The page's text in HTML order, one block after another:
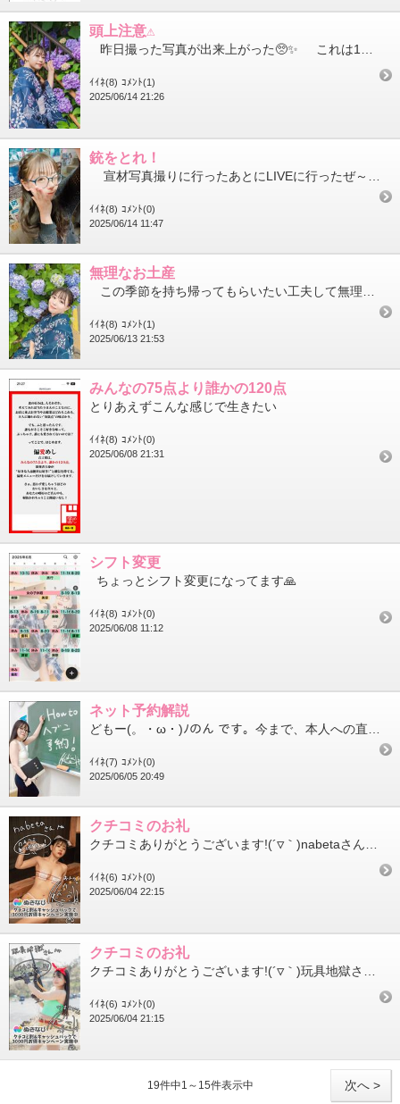
頭上注意⚠️
ｲｲﾈ(8) ｺﾒﾝﾄ(1)
2025/06/14 21:26
銃をとれ！
ｲｲﾈ(8) ｺﾒﾝﾄ(0)
2025/06/14 11:47
無理なお土産
ｲｲﾈ(8) ｺﾒﾝﾄ(1)
2025/06/13 21:53
みんなの75点より誰かの120点
とりあえずこんな感じで生きたい
ｲｲﾈ(8) ｺﾒﾝﾄ(0)
2025/06/08 21:31
シフト変更
ちょっとシフト変更になってます🙏
ｲｲﾈ(8) ｺﾒﾝﾄ(0)
2025/06/08 11:12
ネット予約解説
ｲｲﾈ(7) ｺﾒﾝﾄ(0)
2025/06/05 20:49
クチコミのお礼
ｲｲﾈ(6) ｺﾒﾝﾄ(0)
2025/06/04 22:15
クチコミのお礼
ｲｲﾈ(6) ｺﾒﾝﾄ(0)
2025/06/04 21:15
次へ >
19件中1～15件表示中